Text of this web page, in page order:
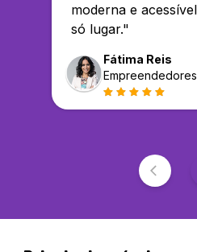
moderna e
só lugar."
Fátima Reis